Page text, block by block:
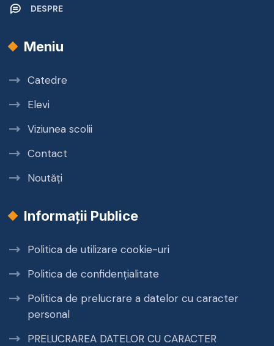
DESPRE
Meniu
Catedre
Elevi
Viziunea scolii
Contact
Noutăți
Informații Publice
Politica de utilizare cookie-uri
Politica de confidențialitate
Politica de prelucrare a datelor cu caracter
personal
PRELUCRAREA DATELOR CU CARACTER